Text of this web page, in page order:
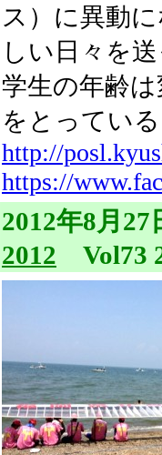
ス）に異動
しい日々を
学生の年齢
をとってい
http://
https://
2012年8月
2012 Vol73